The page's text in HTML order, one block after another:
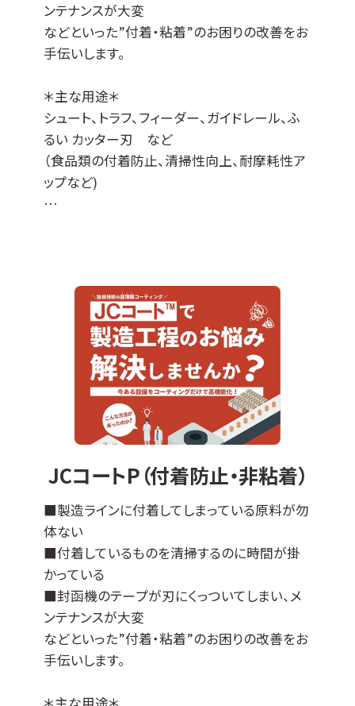
ンテナンスが大変
などといった”付着・粘着”のお困りの改善をお
手伝いします。
＊主な用途＊
シュート、トラフ、フィーダー、ガイドレール、ふ
るい カッター刃 など
（食品類の付着防止、清掃性向上、耐摩耗性ア
ップなど)
『JCコートP』は撥水撥油性・非粘着性・防汚性
の機能があります。
※ DLCとは、ダイヤモンドライクカーボンの略
＊適応基材＊
ステンレスなどの導電性基材全般に対応可能
ですが、不向きなものもございます（亜鉛、銅な
も可能です。
その他の母材につきましては、ご相談ください
ませ。
JCコートP（付着防止・非粘着）
■製造ラインに付着してしまっている原料が勿
体ない
■付着しているものを清掃するのに時間が掛
かっている
■封函機のテープが刃にくっついてしまい、メ
ンテナンスが大変
などといった”付着・粘着”のお困りの改善をお
手伝いします。